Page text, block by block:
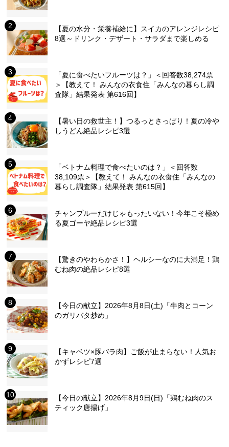
【夏の水分・栄養補給に】スイカのアレンジレシピ
8選～ドリンク・デザート・サラダまで楽しめる
「夏に食べたいフルーツは？」＜回答数38,274票
＞【教えて！ みんなの衣食住「みんなの暮らし調
査隊」結果発表 第616回】
【暑い日の救世主！】つるっとさっぱり！夏の冷や
しうどん絶品レシピ3選
「ベトナム料理で食べたいのは？」＜回答数
38,109票＞【教えて！ みんなの衣食住「みんなの
暮らし調査隊」結果発表 第615回】
チャンプルーだけじゃもったいない！今年こそ極め
る夏ゴーヤ絶品レシピ3選
【驚きのやわらかさ！】ヘルシーなのに大満足！鶏
むね肉の絶品レシピ8選
【今日の献立】2026年8月8日(土)「牛肉とコーン
のガリバタ炒め」
【キャベツ×豚バラ肉】ご飯が止まらない！人気お
かずレシピ7選
【今日の献立】2026年8月9日(日)「鶏むね肉のス
ティック唐揚げ」